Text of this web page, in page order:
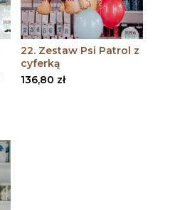
22. Zestaw Psi Patrol z
cyferką
136,80 zł